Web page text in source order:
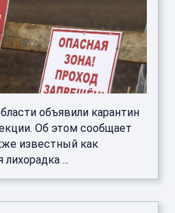
объявили карантин
Об этом сообщает
известный как
...